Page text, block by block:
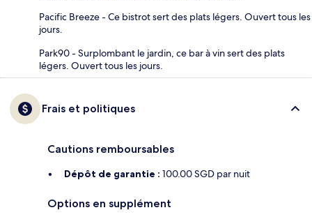
Pacific Breeze - Ce bistrot sert des plats légers. Ouvert tous les
jours.
Park90 - Surplombant le jardin, ce bar à vin sert des plats
légers. Ouvert tous les jours.
Frais et politiques
Cautions remboursables
Dépôt de garantie : 100.00 SGD par nuit
Options en supplément